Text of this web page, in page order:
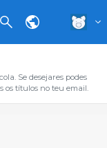
Se desejares podes
os títulos no teu email.